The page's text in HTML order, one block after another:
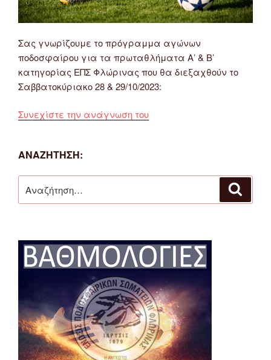
Σας γνωρίζουμε το πρόγραμμα αγώνων
ποδοσφαίρου για τα πρωταθλήματα Α’ & Β’
κατηγορίας ΕΠΣ Φλώρινας που θα διεξαχθούν το
Σαββατοκύριακο 28 & 29/10/2023:
Συνεχίστε την ανάγνωση του“Πρόγραμμα
ΕΠΣ
&
29/10/2023”
ΑΝΑΖΉΤΗΣΗ:
για: